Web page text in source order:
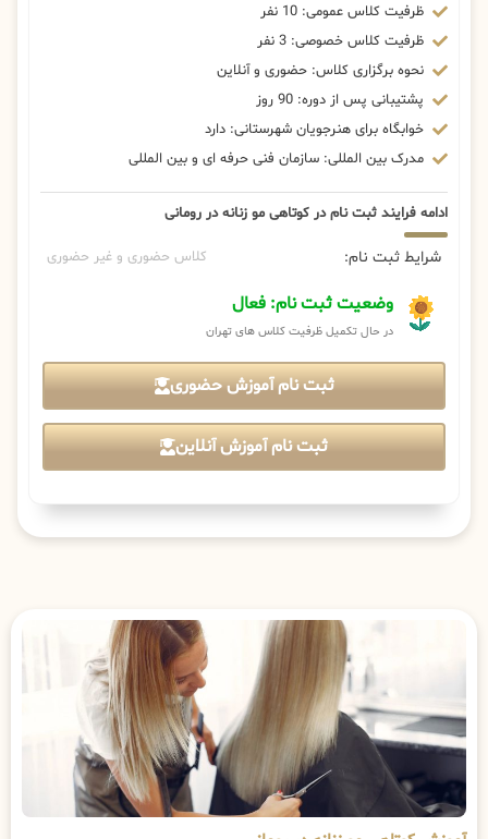
ظرفیت کلاس عمومی: 10 نفر
ظرفیت کلاس خصوصی: 3 نفر
نحوه برگزاری کلاس: حضوری و آنلاین
پشتیبانی پس از دوره: 90 روز
خوابگاه برای هنرجویان شهرستانی: دارد
مدرک بین المللی: سازمان فنی حرفه ای و بین المللی
ادامه فرایند ثبت نام در کوتاهی مو زنانه در رومانی
شرایط ثبت نام: کلاس حضوری و غیر حضوری
وضعیت ثبت نام: فعال
در حال تکمیل ظرفیت کلاس های تهران
ثبت نام آموزش حضوری
ثبت نام آموزش آنلاین